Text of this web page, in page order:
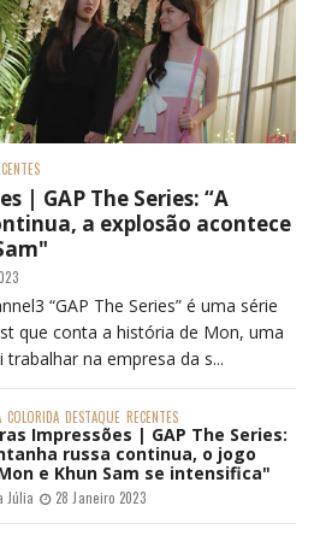
| GAP The Series: “A
a explosão acontece
“GAP The Series” é uma série
que conta a história de Mon, uma
na empresa da s...
COLORIDA DESTAQUE RECENTES
Impressões | GAP The Series:
russa continua, o jogo
e Khun Sam se intensifica"
Júlia 28 Janeiro 2023